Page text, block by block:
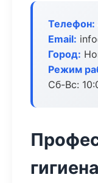
Телефон:
Email:
Город:
Режим
Сб-Вс: